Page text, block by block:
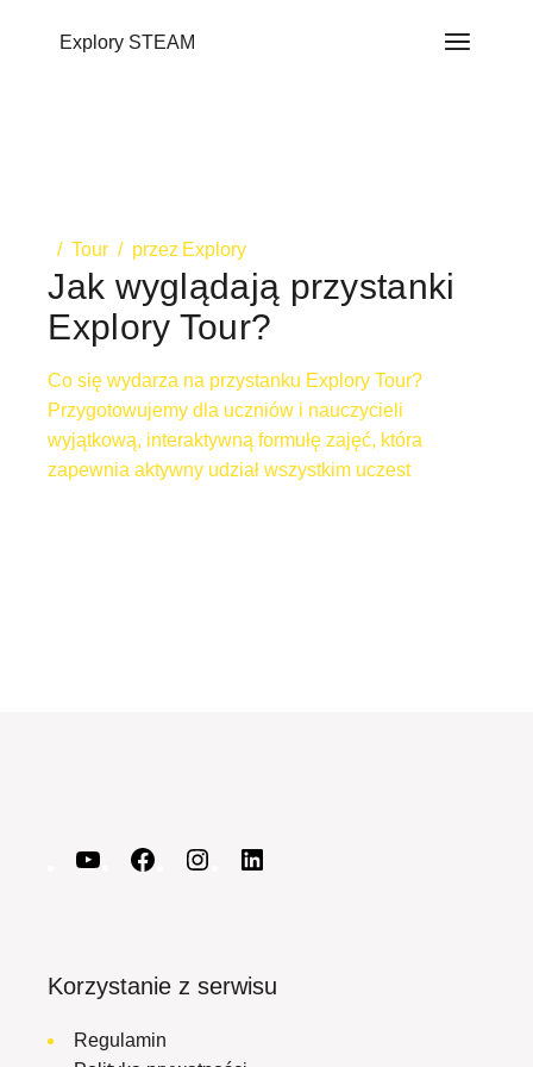
Explory STEAM
Tour przez Explory
Jak wyglądają przystanki
Explory Tour?
Co się wydarza na przystanku Explory Tour?
Przygotowujemy dla uczniów i nauczycieli
wyjątkową, interaktywną formułę zajęć, która
zapewnia aktywny udział wszystkim uczest
Korzystanie z serwisu
Regulamin